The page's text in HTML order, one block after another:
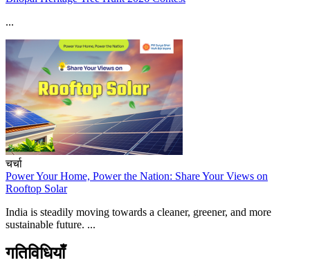
...
चर्चा
Power Your Home, Power the Nation: Share Your Views on
Rooftop Solar
India is steadily moving towards a cleaner, greener, and more
sustainable future. ...
गतिविधियाँ